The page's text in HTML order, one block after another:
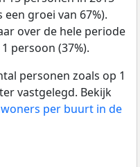
groei van 67%).
over de hele periode
persoon (37%).
personen zoals op 1
vastgelegd. Bekijk
per buurt in de